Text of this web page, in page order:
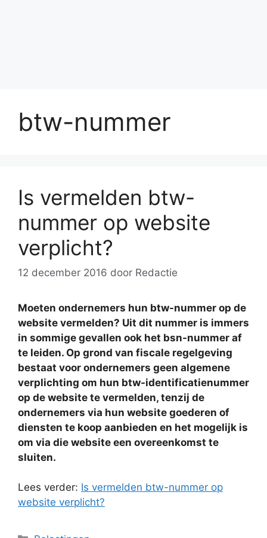
btw-nummer
Is vermelden btw-
nummer op website
verplicht?
12 december 2016 door Redactie
Moeten ondernemers hun btw-nummer op de
website vermelden? Uit dit nummer is immers
in sommige gevallen ook het bsn-nummer af
te leiden. Op grond van fiscale regelgeving
bestaat voor ondernemers geen algemene
verplichting om hun btw-identificatienummer
op de website te vermelden, tenzij de
ondernemers via hun website goederen of
diensten te koop aanbieden en het mogelijk is
om via die website een overeenkomst te
sluiten.
Lees verder: Is vermelden btw-nummer op
website verplicht?